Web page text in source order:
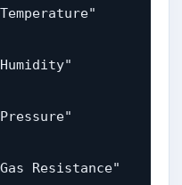
Resistance"